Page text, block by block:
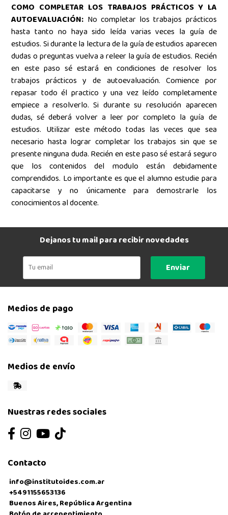
COMO COMPLETAR LOS TRABAJOS PRÁCTICOS Y LA
AUTOEVALUACIÓN: No completar los trabajos prácticos
hasta tanto no haya sido leída varias veces la guía de
estudios. Si durante la lectura de la guía de estudios aparecen
dudas o preguntas vuelva a releer la guía de estudios. Recién
en este paso sé estará en condiciones de resolver los
trabajos prácticos y de autoevaluación. Comience por
repasar todo él practico y una vez leído completamente
empiece a resolverlo. Si durante su resolución aparecen
dudas, sé deberá volver a leer por completo la guía de
estudios. Utilizar este método todas las veces que sea
necesario hasta lograr completar los trabajos sin que se
presente ninguna duda. Recién en este paso sé estará seguro
que los contenidos del modulo están debidamente
comprendidos. Lo importante es que el alumno estudie para
capacitarse y no únicamente para demostrarle los
conocimientos al docente.
Dejanos tu mail para recibir novedades
Enviar
Medios de pago
Medios de envío
Nuestras redes sociales
Contacto
info@institutoides.com.ar
+5491155653136
Buenos Aires, República Argentina